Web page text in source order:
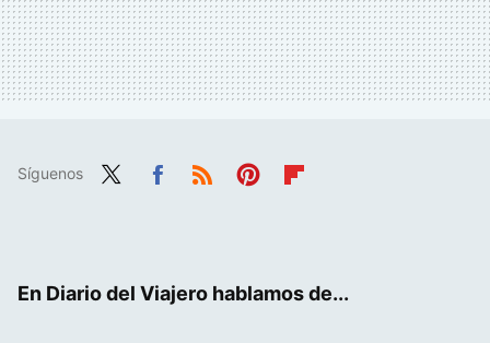
Síguenos
En Diario del Viajero hablamos de...